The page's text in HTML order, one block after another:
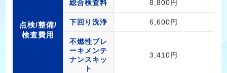
点検/整備/
検査費用
総合検査料 8,800円
下回り洗浄 6,600円
不燃性ブレ
ーキメンテ
ナンスキッ
ト
3,410円